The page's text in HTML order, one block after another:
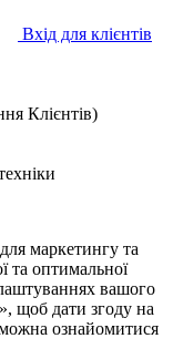
Вхід для клієнтів
Клієнтів)
маркетингу та
та оптимальної
вашого
щоб дати згоду на
ознайомитися